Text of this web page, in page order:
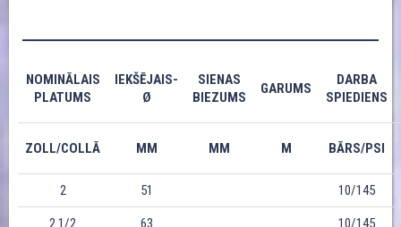
NOMINĀLAIS
PLATUMS
IEKŠĒJAIS-
Ø
SIENAS
BIEZUMS
GARUMS
DARBA
SPIEDIENS
ZOLL/COLLĀ MM MM M BĀRS/PSI
2 51 10/145
2 1/2 63 10/145